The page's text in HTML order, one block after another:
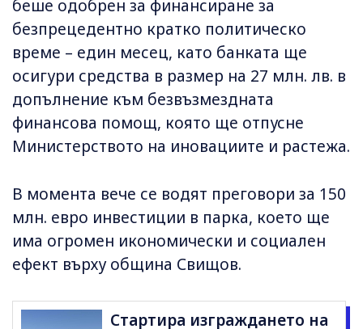
беше одобрен за финансиране за
безпрецедентно кратко политическо
време – един месец, като банката ще
осигури средства в размер на 27 млн. лв. в
допълнение към безвъзмездната
финансова помощ, която ще отпусне
Министерството на иновациите и растежа.
В момента вече се водят преговори за 150
млн. евро инвестиции в парка, което ще
има огромен икономически и социален
ефект върху община Свищов.
Стартира изграждането на